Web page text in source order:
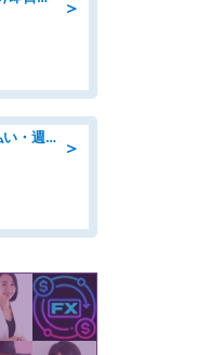
＞
＞
日勤・フォークリフト作業員/前払い・週払い制度あり/長期安定/有給とりやすい/環境充実